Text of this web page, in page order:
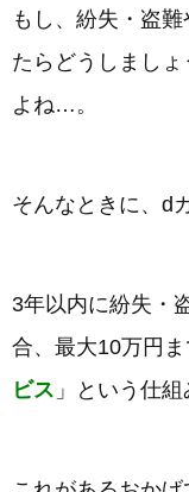
もし、紛失・盗
たらどうしまし
よね…。
そんなときに、d
3年以内に紛失・
合、最大10万円ま
ビス 」という仕組